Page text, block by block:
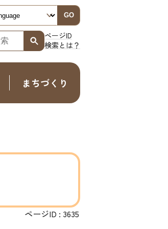
GO
ページID
検索とは？
まちづくり
ページID : 3635